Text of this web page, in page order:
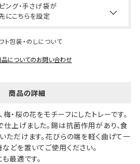
ング・手さげ袋が
にこちらを設定
ト包装・のしについて
品についてのお問い合わせ
商品の詳細
・桜の花をモチーフにしたトレーです。
上げました。錫は抗菌作用があり、食
ただけます。花びらの端を軽く曲げて一
どを置いてご使用ください。
最適です。